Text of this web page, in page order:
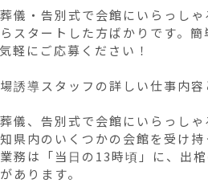
儀・告別式で会館にいらっし
スタートした方ばかりです。
軽にご応募ください！
場誘導スタッフの詳しい仕事内容
儀、告別式で会館にいらっし
県内のいくつかの会館を受け
務は「当日の13時頃」に、出
あります。